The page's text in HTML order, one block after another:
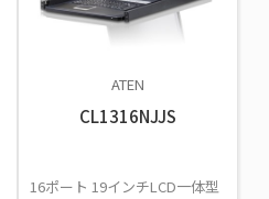
ATEN
CL1316NJJS
16ポート 19インチLCD一体型